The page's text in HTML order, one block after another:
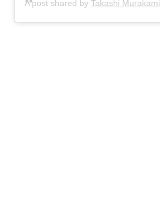
A post shared by Takashi Murakami